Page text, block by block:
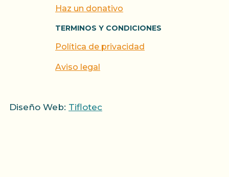
Haz un donativo
TERMINOS Y CONDICIONES
Política de privacidad
Aviso legal
Diseño Web: Tiflotec